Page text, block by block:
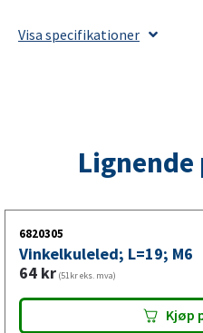
antall
Visa specifikationer
6820305
Vinkelkuleled; L=19; M6
64 kr (51kr eks. mva)
Kjøp